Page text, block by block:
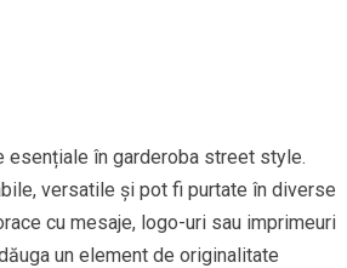
esențiale în garderoba street style.
versatile și pot fi purtate în diverse
cu mesaje, logo-uri sau imprimeuri
un element de originalitate